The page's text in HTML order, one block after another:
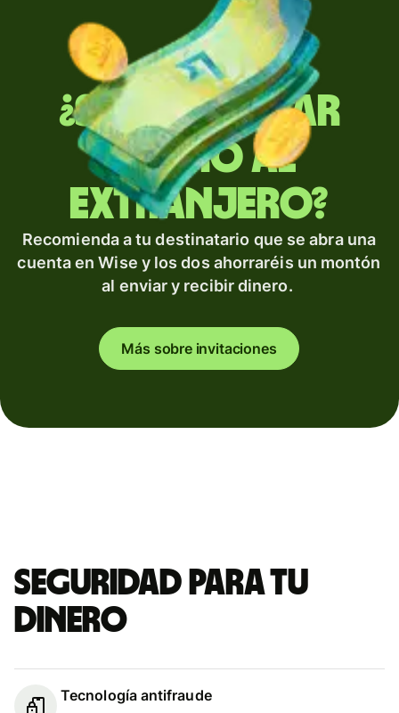
¿Sueles enviar
dinero al
extranjero?
Recomienda a tu destinatario que se abra una
cuenta en Wise y los dos ahorraréis un montón
al enviar y recibir dinero.
Más sobre invitaciones
Seguridad para tu
dinero
Tecnología antifraude